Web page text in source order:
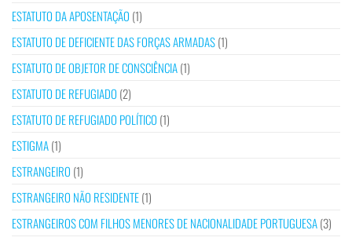
ESTATUTO DA APOSENTAÇÃO (1)
ESTATUTO DE DEFICIENTE DAS FORÇAS ARMADAS(1)
ESTATUTO DE OBJETOR DE CONSCIÊNCIA(1)
ESTATUTO DE REFUGIADO (2)
ESTATUTO DE REFUGIADO POLÍTICO (1)
ESTIGMA(1)
ESTRANGEIRO (1)
ESTRANGEIRO NÃO RESIDENTE(1)
ESTRANGEIROS COM FILHOS MENORES DE NACIONALIDADE PORTUGUESA(3)